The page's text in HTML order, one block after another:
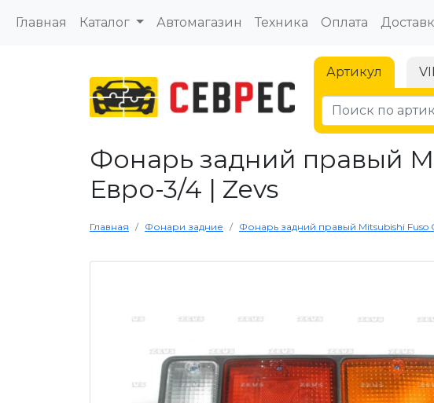
Главная Каталог Автомагазин Техника Оплата
Артикул
Фонарь задний правый
Евро-3/4 | Zevs
Главная Фонари задние Фонарь задний правый Mitsubishi Fuso